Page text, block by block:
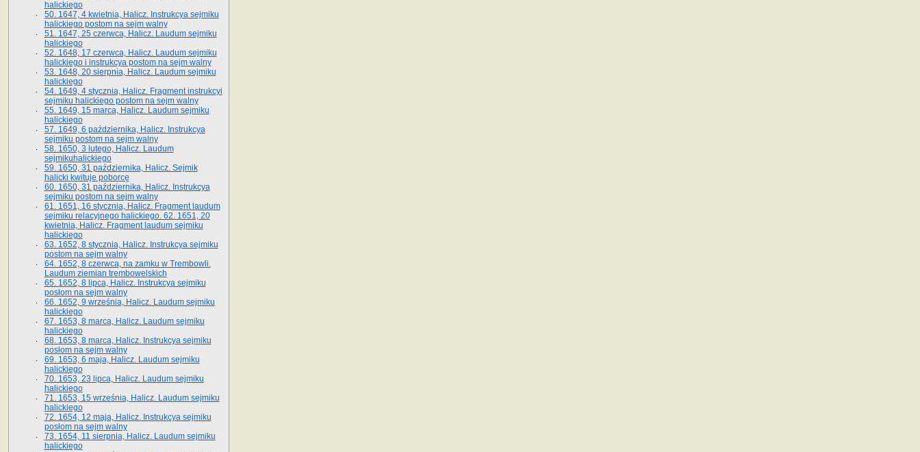
halickiego
50. 1647, 4 kwietnia, Halicz. Instrukcya sejmiku
halickiego postom na sejm walny
51. 1647, 25 czerwca, Halicz. Laudum sejmiku
halickiego
52. 1648, 17 czerwca, Halicz. Laudum sejmiku
halickiego i instrukcya postom na sejm walny
53. 1648, 20 sierpnia, Halicz. Laudum sejmiku
halickiego
54. 1649, 4 stycznia, Halicz. Fragment instrukcyi
sejmiku halickiego postom na sejm walny
55. 1649, 15 marca, Halicz. Laudum sejmiku
halickiego
57. 1649, 6 października, Halicz. Instrukcya
sejmiku postom na sejm walny
58. 1650, 3 lutego, Halicz. Laudum
sejmikuhalickiego
59. 1650, 31 października, Halicz. Sejmik
halicki kwituje poborcę
60. 1650, 31 października, Halicz. Instrukcya
sejmiku postom na sejm walny
61. 1651, 16 stycznia, Halicz. Fragment laudum
sejmiku relacyjnego halickiego. 62. 1651, 20
kwietnia, Halicz. Fragment laudum sejmiku
halickiego
63. 1652, 8 stycznia, Halicz. Instrukcya sejmiku
postom na sejm walny
64. 1652, 8 czerwca, na zamku w Trembowli.
Laudum ziemian trembowelskich
65. 1652, 8 lipca, Halicz. Instrukcya sejmiku
posłom na sejm walny
66. 1652, 9 września, Halicz. Laudum sejmiku
halickiego
67. 1653, 8 marca, Halicz. Laudum sejmiku
halickiego
68. 1653, 8 marca, Halicz. Instrukcya sejmiku
posłom na sejm walny
69. 1653, 6 maja, Halicz. Laudum sejmiku
halickiego
70. 1653, 23 lipca, Halicz. Laudum sejmiku
halickiego
71. 1653, 15 września, Halicz. Laudum sejmiku
halickiego
72. 1654, 12 maja, Halicz. Instrukcya sejmiku
posłom na sejm walny
73. 1654, 11 sierpnia, Halicz. Laudum sejmiku
halickiego